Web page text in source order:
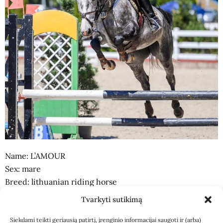
Tvarkyti sutikimą
Siekdami teikti geriausią patirtį, įrenginio informacijai saugoti ir (arba)
Name: L’AMOUR
Sex: mare
Breed: lithuanian riding horse
Year of birth: 2018